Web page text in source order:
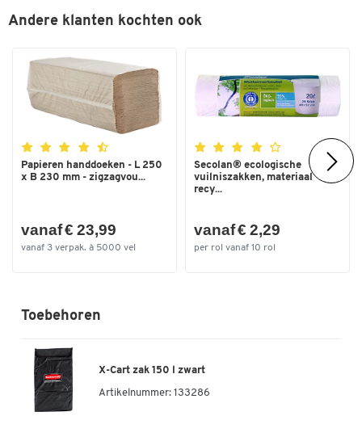
Andere klanten kochten ook
Papieren handdoeken - L 250
x B 230 mm - zigzagvou...
vanaf € 23,99
vanaf 3 verpak. à 5000 vel
Secolan® ecologische
vuilniszakken, materiaal
recy...
vanaf € 2,29
per rol vanaf 10 rol
Toebehoren
X-Cart zak 150 l zwart
Artikelnummer: 133286